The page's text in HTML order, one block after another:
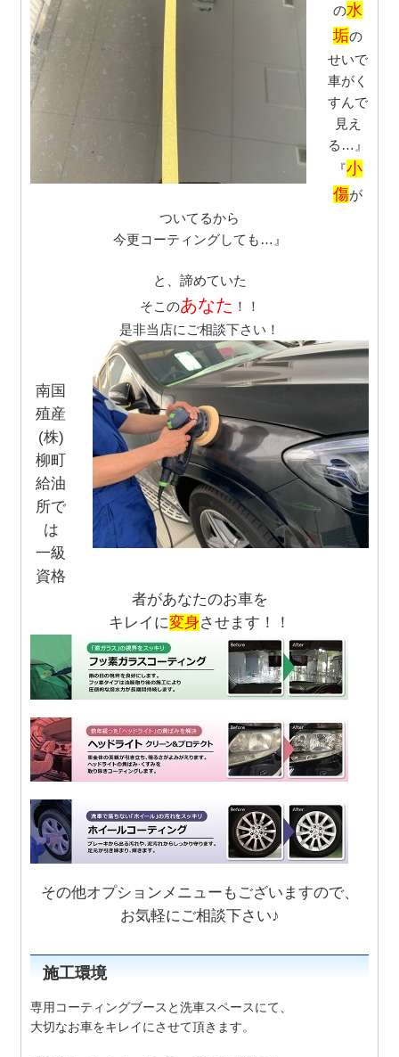
の水
垢の
せいで
車がく
すんで
見え
る…』
『小
傷が
ついてるから
今更コーティングしても…』
と、諦めていた
そこのあなた ！！
是非当店にご相談下さい！
南国
殖産
(株)
柳町
給油
所で
は
一級
資格
者があなたのお車を
キレイに変身させます！！
その他オプションメニューもございますので、
お気軽にご相談下さい♪
施工環境
専用コーティングブースと洗車スペースにて、
大切なお車をキレイにさせて頂きます。